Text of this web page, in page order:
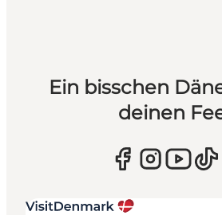
Ein bisschen
deinen